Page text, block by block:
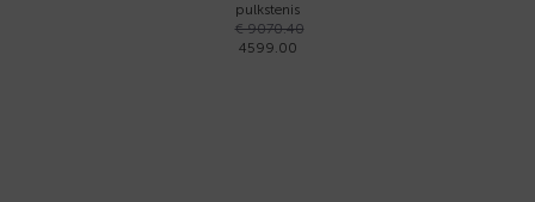
pulkstenis
€ 9070.40
4599.00